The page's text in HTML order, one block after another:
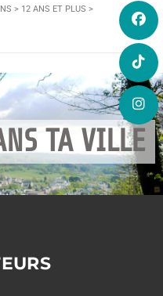
> 12 ANS ET PLUS >
TA VILLE